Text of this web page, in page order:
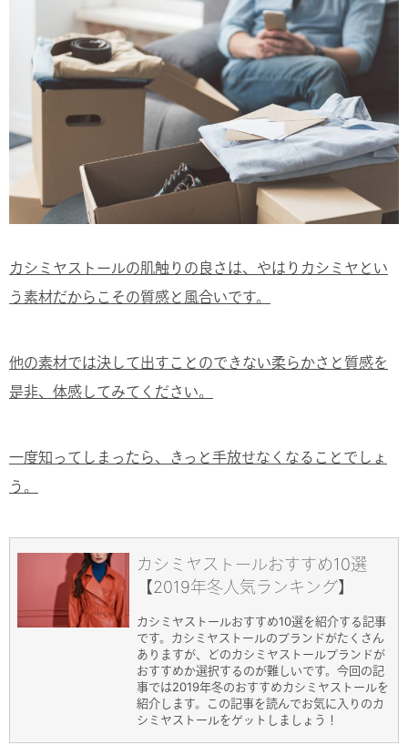
カシミヤストールの肌触りの良さは、やはりカシミヤとい
う素材だからこその質感と風合いです。
他の素材では決して出すことのできない柔らかさと質感を
是非、体感してみてください。
一度知ってしまったら、きっと手放せなくなることでしょ
う。
カシミヤストールおすすめ10選
【2019年冬人気ランキング】
カシミヤストールおすすめ10選を紹介する記事
です。カシミヤストールのブランドがたくさん
ありますが、どのカシミヤストールブランドが
おすすめか選択するのが難しいです。今回の記
事では2019年冬のおすすめカシミヤストールを
紹介します。この記事を読んでお気に入りのカ
シミヤストールをゲットしましょう！